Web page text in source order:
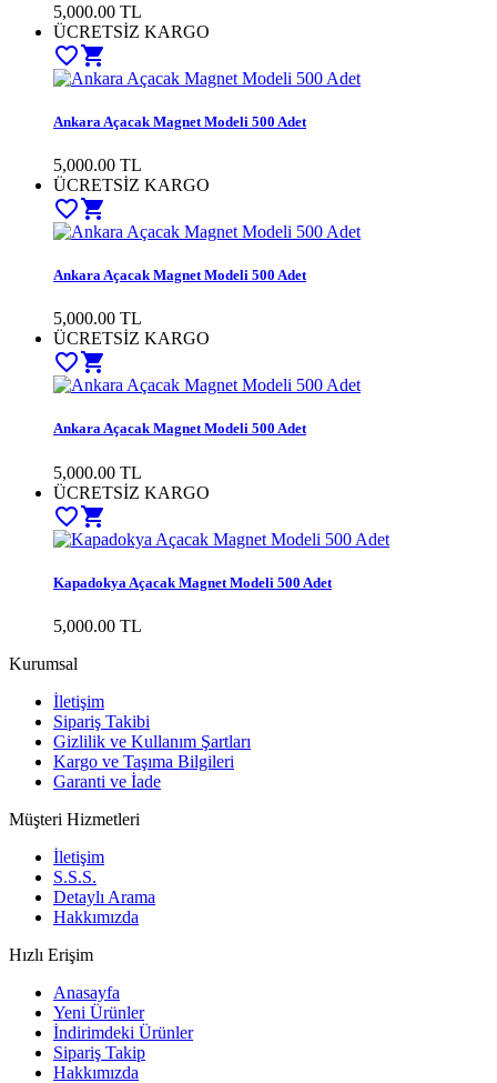
5,000.00 TL
ÜCRETSİZ KARGO
favorite_bordershopping_cart
Ankara Açacak Magnet Modeli 500 Adet
5,000.00 TL
ÜCRETSİZ KARGO
favorite_bordershopping_cart
Ankara Açacak Magnet Modeli 500 Adet
5,000.00 TL
ÜCRETSİZ KARGO
favorite_bordershopping_cart
Ankara Açacak Magnet Modeli 500 Adet
5,000.00 TL
ÜCRETSİZ KARGO
favorite_bordershopping_cart
Kapadokya Açacak Magnet Modeli 500 Adet
5,000.00 TL
Kurumsal
İletişim
Sipariş Takibi
Gizlilik ve Kullanım Şartları
Kargo ve Taşıma Bilgileri
Garanti ve İade
Müşteri Hizmetleri
İletişim
S.S.S.
Detaylı Arama
Hakkımızda
Hızlı Erişim
Anasayfa
Yeni Ürünler
İndirimdeki Ürünler
Sipariş Takip
Hakkımızda